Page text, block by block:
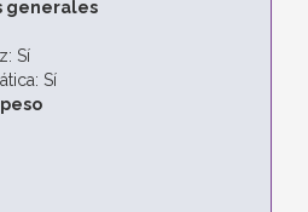
generales
Sí
Sí